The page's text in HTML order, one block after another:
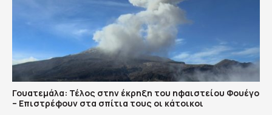
Γουατεμάλα: Τέλος στην έκρηξη του ηφαιστείου Φουέγο
– Επιστρέφουν στα σπίτια τους οι κάτοικοι